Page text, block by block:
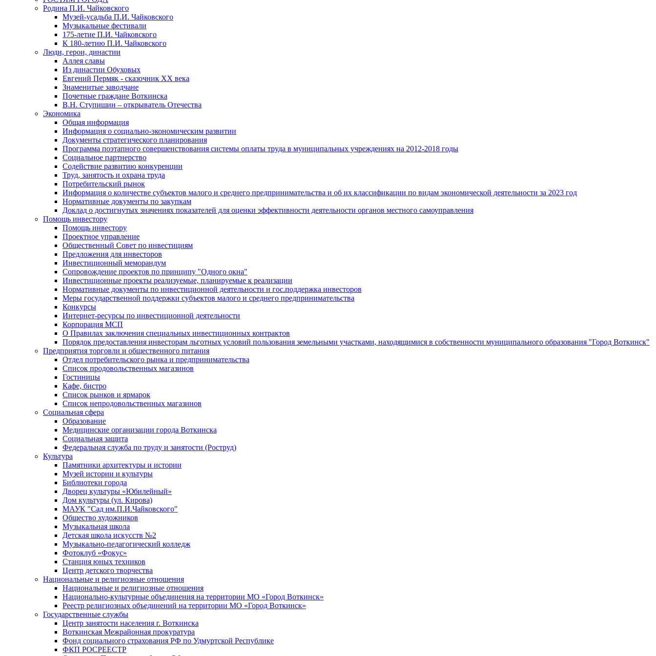
Родина П.И. Чайковского
Музей-усадьба П.И. Чайковского
Музыкальные фестивали
175-летие П.И. Чайковского
К 180-летию П.И. Чайковского
Люди, герои, династии
Аллея славы
Из династии Обуховых
Евгений Пермяк - сказочник XX века
Знаменитые заводчане
Почетные граждане Воткинска
В.Н. Ступишин – открыватель Отечества
Экономика
Общая информация
Информация о социально-экономическим развитии
Документы стратегического планирования
Программа поэтапного совершенствования системы оплаты труда в муниципальных учреждениях на 2012-2018 годы
Социальное партнерство
Содействие развитию конкуренции
Труд, занятость и охрана труда
Потребительский рынок
Информация о количестве субъектов малого и среднего предпринимательства и об их классификации по видам экономической деятельности за 2023 год
Нормативные документы по закупкам
Доклад о достигнутых значениях показателей для оценки эффективности деятельности органов местного самоуправления
Помощь инвестору
Помощь инвестору
Проектное управление
Общественный Совет по инвестициям
Предложения для инвесторов
Инвестиционный меморандум
Сопровождение проектов по принципу "Oдного окна"
Инвестиционные проекты реализуемые, планируемые к реализации
Нормативные документы по инвестиционной деятельности и гос.поддержка инвесторов
Меры государственной поддержки субъектов малого и среднего предпринимательства
Конкурсы
Интернет-ресурсы по инвестиционной деятельности
Корпорация МСП
О Правилах заключения специальных инвестиционных контрактов
Порядок предоставления инвесторам льготных условий пользования земельными участками, находящимися в собственности муниципального образования "Город Воткинск"
Предприятия торговли и общественного питания
Отдел потребительского рынка и предпринимательства
Список продовольственных магазинов
Гостиницы
Кафе, бистро
Cписок рынков и ярмарок
Список непродовольственных магазинов
Социальная сфера
Образование
Медицинские организации города Воткинска
Социальная защита
Федеральная служба по труду и занятости (Роструд)
Культура
Памятники архитектуры и истории
Музей истории и культуры
Библиотеки города
Дворец культуры «Юбилейный»
Дом культуры (ул. Кирова)
МАУК "Сад им.П.И.Чайковского"
Общество художников
Музыкальная школа
Детская школа искусств №2
Музыкально-педагогический колледж
Фотоклуб «Фокус»
Станция юных техников
Центр детского творчества
Национальные и религиозные отношения
Национальные и религиозные отношения
Национально-культурные объединения на территории МО «Город Воткинск»
Реестр религиозных объединений на территории МО «Город Воткинск»
Государственные службы
Центр занятости населения г. Воткинска
Воткинская Межрайонная прокуратура
Фонд социального страхования РФ по Удмуртской Республике
ФКП РОСРЕЕСТР